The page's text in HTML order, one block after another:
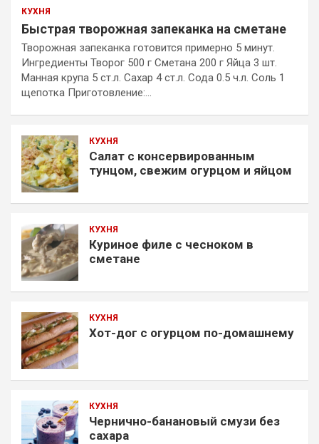
КУХНЯ
Быстрая творожная запеканка на сметане
Творожная запеканка готовится примерно 5 минут.
Ингредиенты Творог 500 г Сметана 200 г Яйца 3 шт.
Манная крупа 5 ст.л. Сахар 4 ст.л. Сода 0.5 ч.л. Соль 1
щепотка Приготовление:…
КУХНЯ
Салат с консервированным
тунцом, свежим огурцом и яйцом
КУХНЯ
Куриное филе с чесноком в
сметане
КУХНЯ
Хот-дог с огурцом по-домашнему
КУХНЯ
Чернично-банановый смузи без
сахара